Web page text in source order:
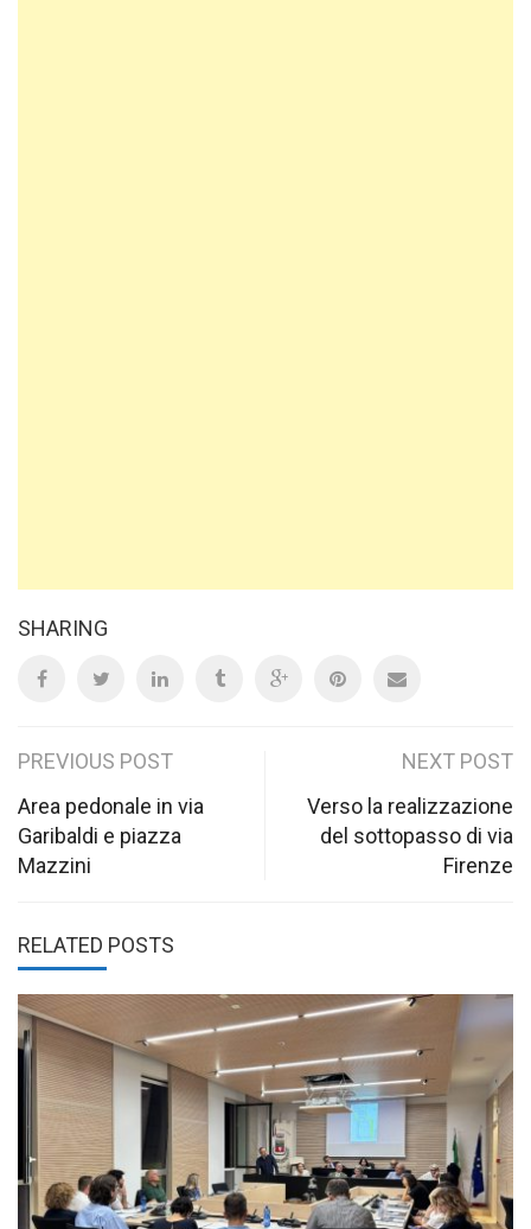
SHARING
Post
navigation
PREVIOUS POST
Area pedonale in via
Garibaldi e piazza
Mazzini
NEXT POST
Verso la realizzazione
del sottopasso di via
Firenze
RELATED POSTS